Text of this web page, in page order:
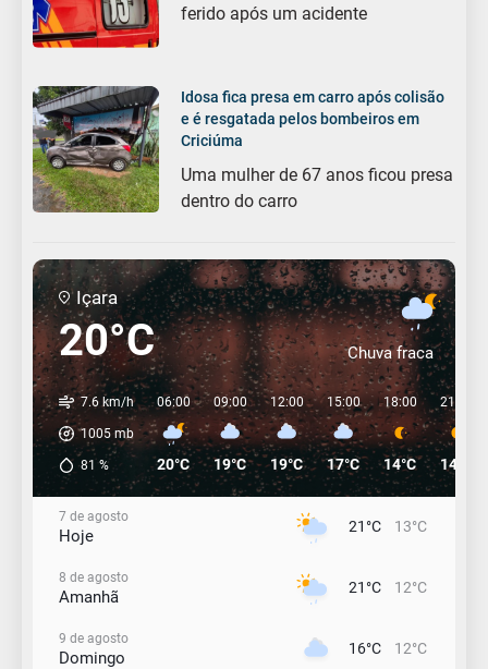
ferido após um acidente
Idosa fica presa em carro após colisão
e é resgatada pelos bombeiros em
Criciúma
Uma mulher de 67 anos ficou presa
dentro do carro
Içara
20°C Chuva fraca
7.6 km/h
1005 mb
81%
06:00
20°C
09:00
19°C
12:00
19°C
15:00
17°C
18:00
14°C
21:00
14°C
7 de agosto
Hoje 21°C 13°C
8 de agosto
Amanhã 21°C 12°C
9 de agosto
Domingo 16°C 12°C